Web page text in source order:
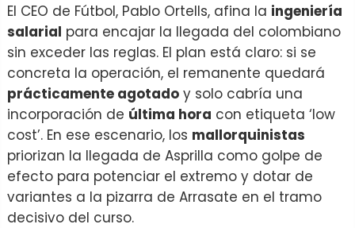
El CEO de Fútbol, Pablo Ortells, afina la ingeniería
salarial para encajar la llegada del colombiano
sin exceder las reglas. El plan está claro: si se
concreta la operación, el remanente quedará
prácticamente agotado y solo cabría una
incorporación de última hora con etiqueta ‘low
cost’. En ese escenario, los mallorquinistas
priorizan la llegada de Asprilla como golpe de
efecto para potenciar el extremo y dotar de
variantes a la pizarra de Arrasate en el tramo
decisivo del curso.